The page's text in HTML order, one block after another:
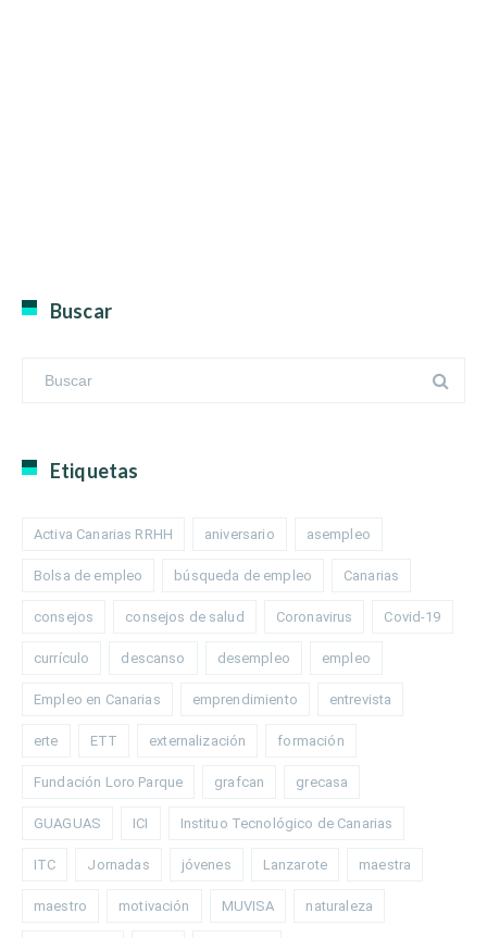
Buscar
Etiquetas
Activa Canarias RRHH aniversario asempleo
Bolsa de empleo búsqueda de empleo Canarias
consejos consejos de salud Coronavirus Covid-19
currículo descanso desempleo empleo
Empleo en Canarias emprendimiento entrevista
erte ETT externalización formación
Fundación Loro Parque grafcan grecasa
GUAGUAS ICI Instituo Tecnológico de Canarias
ITC Jornadas jóvenes Lanzarote maestra
maestro motivación MUVISA naturaleza